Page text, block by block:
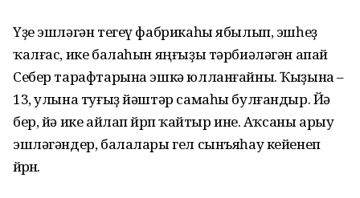
Үҙе эшләгән тегеү фабрикаһы ябылып, эшһеҙ
ҡалғас, ике балаһын яңғыҙы тәрбиәләгән апай
Себер тарафтарына эшкә юлланғайны. Ҡыҙына –
13, улына туғыҙ йәштәр самаһы булғандыр. Йә
бер, йә ике айлап йөрөп ҡайтыр ине. Аҡсаны арыу
эшләгәндер, балалары гел сынъяһау кейенеп
йөрөнө.